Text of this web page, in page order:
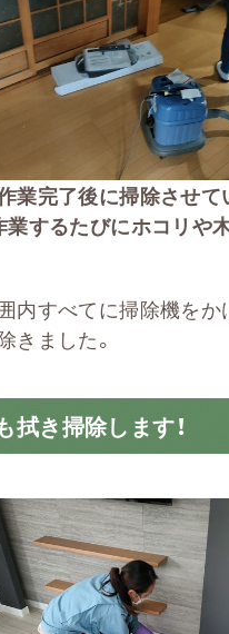
業完了後に掃除させて
業するたびにホコリや
内すべてに掃除機を
きました。
拭き掃除します！